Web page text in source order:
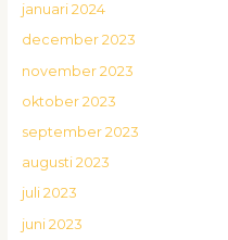
januari 2024
december 2023
november 2023
oktober 2023
september 2023
augusti 2023
juli 2023
juni 2023